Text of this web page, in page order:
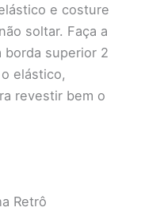
e costure
soltar. Faça a
borda superior 2
elástico,
revestir bem o
Retrô